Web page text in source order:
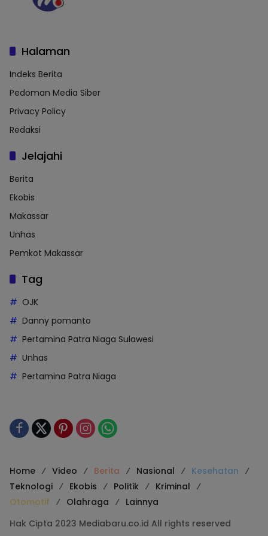
Halaman
Indeks Berita
Pedoman Media Siber
Privacy Policy
Redaksi
Jelajahi
Berita
Ekobis
Makassar
Unhas
Pemkot Makassar
Tag
OJK
Danny pomanto
Pertamina Patra Niaga Sulawesi
Unhas
Pertamina Patra Niaga
Home Video Berita Nasional
Kesehatan
Teknologi
Ekobis Politik
Kriminal
Otomotif
Olahraga
Lainnya
Hak Cipta 2023 Mediabaru.co.id All rights reserved